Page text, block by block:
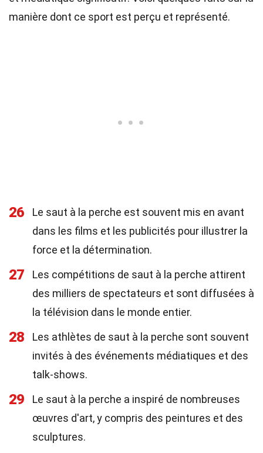
manière dont ce sport est perçu et représenté.
26
Le saut à la perche est souvent mis en avant
dans les films et les publicités pour illustrer la
force et la détermination.
27
Les compétitions de saut à la perche attirent
des milliers de spectateurs et sont diffusées à
la télévision dans le monde entier.
28
Les athlètes de saut à la perche sont souvent
invités à des événements médiatiques et des
talk-shows.
29
Le saut à la perche a inspiré de nombreuses
œuvres d'art, y compris des peintures et des
sculptures.